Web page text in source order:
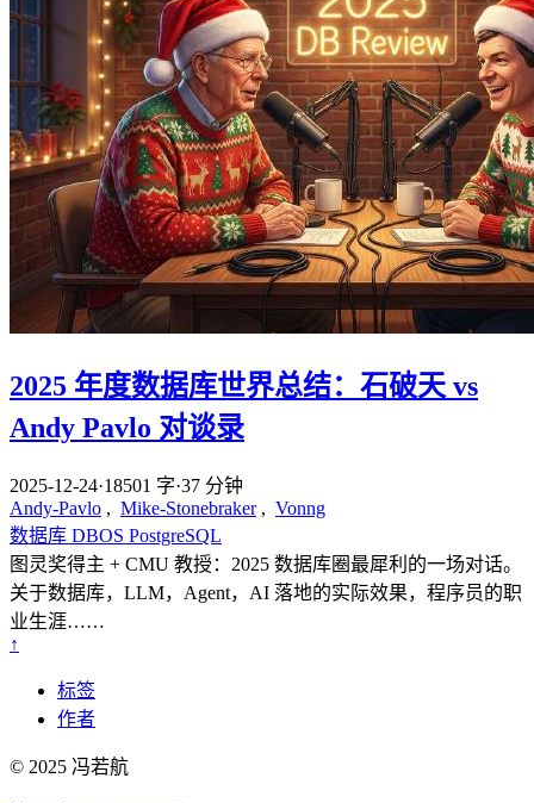
2025 年度数据库世界总结：石破天 vs
Andy Pavlo 对谈录
2025-12-24·18501 字·37 分钟
Andy-Pavlo , Mike-Stonebraker, Vonng
数据库 DBOS PostgreSQL
图灵奖得主 + CMU 教授：2025 数据库圈最犀利的一场对话。
关于数据库，LLM，Agent，AI 落地的实际效果，程序员的职
业生涯……
↑
标签
作者
© 2025 冯若航